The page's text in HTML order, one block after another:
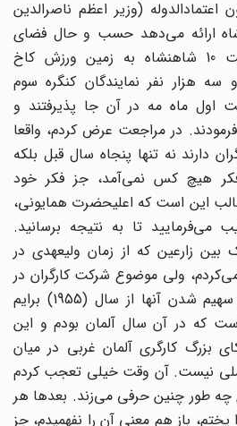
(وزیر اعظم ناصرالدین
ارائه می‌دهد حسب و حال فضای
همان سال‌هاست. «ساعت 10 شاهنشاه به زمین ورزش کاخ
هزار نفر نمایندگان کنگره سوم
اول ماه مه در آن جا پذیرفتند و
در مراجعت عرض کردم، واقعا
دارند نه تنها پنجاه سال قبل بلکه
هیچ کس نمی‌آمد، جز فکر خود
این است که اعلیحضرت همایونی،
تا به نتیجه برسانید.
زارعین که از زمان ولیعهدی در
ولی موضوع شرکت کارگران در
منافع کارخانجات و حتی سهیم شدن آنها از سال (1955) برایم
که در آن سال آلمان بودم و این
کارگری آلمان غربی در میان
نیست. آن وقت خیلی تعجب کردم
طور چنین حرفی می‌زند. بعدها هر
باز هم معنی آن را نفهمیدم، جز